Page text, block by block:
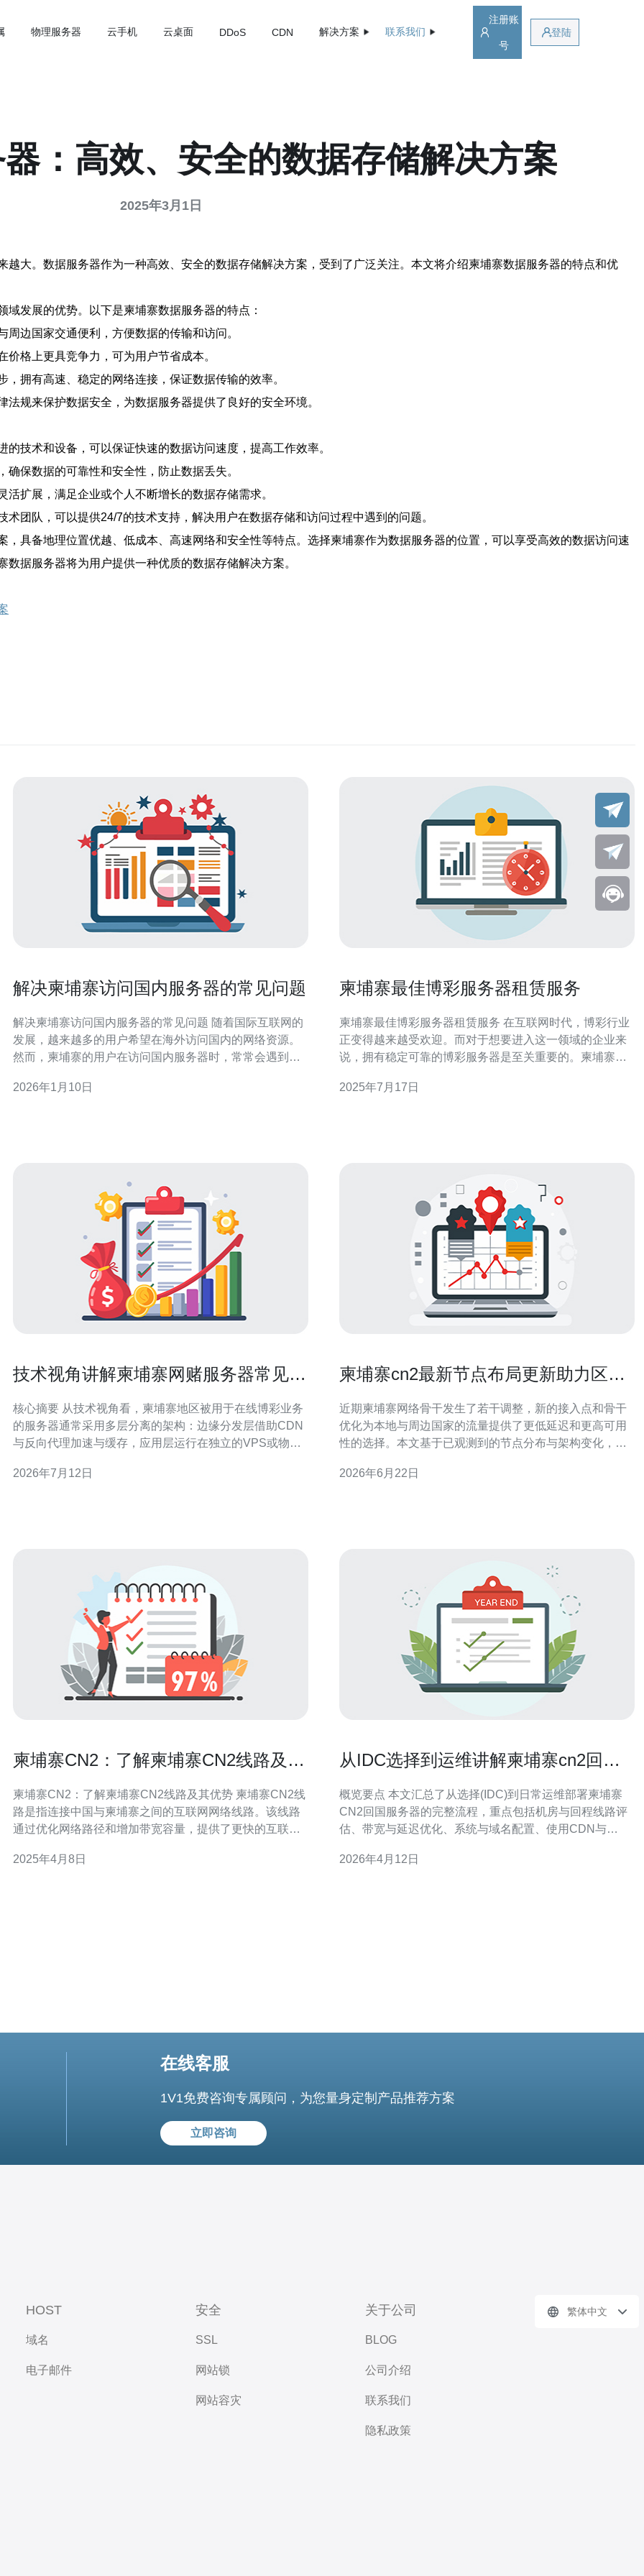
物理服务器 云手机 云桌面 DDoS CDN 解决方案 联系我们
注册账
号
登陆
：高效、安全的数据存储解决方案
2025年3月1日
大。数据服务器作为一种高效、安全的数据存储解决方案，受到了广泛关注。本文将介绍柬埔寨数据服务器的特点和优
发展的优势。以下是柬埔寨数据服务器的特点：
边国家交通便利，方便数据的传输和访问。
格上更具竞争力，可为用户节省成本。
拥有高速、稳定的网络连接，保证数据传输的效率。
规来保护数据安全，为数据服务器提供了良好的安全环境。
的技术和设备，可以保证快速的数据访问速度，提高工作效率。
保数据的可靠性和安全性，防止数据丢失。
扩展，满足企业或个人不断增长的数据存储需求。
团队，可以提供24/7的技术支持，解决用户在数据存储和访问过程中遇到的问题。
具备地理位置优越、低成本、高速网络和安全性等特点。选择柬埔寨作为数据服务器的位置，可以享受高效的数据访问速
据服务器将为用户提供一种优质的数据存储解决方案。
解决柬埔寨访问国内服务器的常见问题
解决柬埔寨访问国内服务器的常见问题 随着国际互联网的
发展，越来越多的用户希望在海外访问国内的网络资源。
然而，柬埔寨的用户在访问国内服务器时，常常会遇到各
利访问国内服务器。以下是我们为您精心整理的三大精
2026年1月10日
柬埔寨最佳博彩服务器租赁服务
柬埔寨最佳博彩服务器租赁服务 在互联网时代，博彩行业
正变得越来越受欢迎。而对于想要进入这一领域的企业来
说，拥有稳定可靠的博彩服务器是至关重要的。柬埔寨作
服务器租赁服务提供商。 柬埔寨作为一个博彩合法化的国
2025年7月17日
技术视角讲解柬埔寨网赌服务器常见架
核心摘要 从技术视角看，柬埔寨地区被用于在线博彩业务
的服务器通常采用多层分离的架构：边缘分发层借助CDN
与反向代理加速与缓存，应用层运行在独立的VPS或物理
出高并发短会话与持续长连接并存、明显的地理集中与时
2026年7月12日
柬埔寨cn2最新节点布局更新助力区域
近期柬埔寨网络骨干发生了若干调整，新的接入点和骨干
优化为本地与周边国家的流量提供了更低延迟和更高可用
性的选择。本文基于已观测到的节点分布与架构变化，提
域化网络部署时做出更有依据的选型与落地计划。 多少个
2026年6月22日
柬埔寨CN2：了解柬埔寨CN2线路及其
柬埔寨CN2：了解柬埔寨CN2线路及其优势 柬埔寨CN2线
路是指连接中国与柬埔寨之间的互联网网络线路。该线路
通过优化网络路径和增加带宽容量，提供了更快的互联网
了先进的网络技术，确保了高速的互联网
2025年4月8日
从IDC选择到运维讲解柬埔寨cn2回国
概览要点 本文汇总了从选择(IDC)到日常运维部署柬埔寨
CN2回国服务器的完整流程，重点包括机房与回程线路评
估、带宽与延迟优化、系统与域名配置、使用CDN与
实际网络场景和网络技术要点，帮助你在购买VPS/主机时
2026年4月12日
在线客服
1V1免费咨询专属顾问，为您量身定制产品推荐方案
立即咨询
HOST
域名
电子邮件
安全
SSL
网站锁
网站容灾
关于公司
BLOG
公司介绍
联系我们
隐私政策
繁体中文